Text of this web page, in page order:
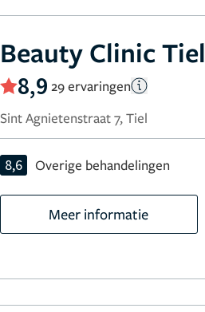
Beauty Clinic Tiel
8,9 29 ervaringen
Sint Agnietenstraat 7, Tiel
8,6 Overige behandelingen
Meer informatie